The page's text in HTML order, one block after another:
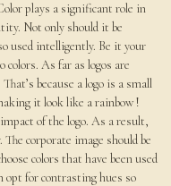
plays a significant role in
Not only should it be
used intelligently. Be it your
As far as logos are
because a logo is a small
it look like a rainbow !
of the logo. As a result,
corporate image should be
colors that have been used
opt for contrasting hues so